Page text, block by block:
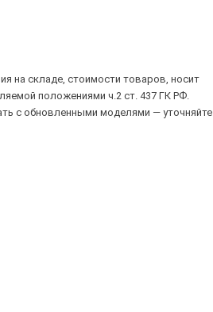
на складе, стоимости товаров, носит
положениями ч.2 ст. 437 ГК РФ.
с обновленными моделями — уточняйте